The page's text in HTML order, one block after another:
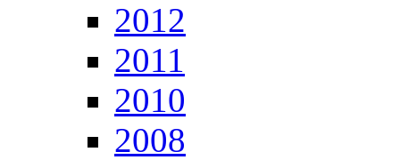
2012
2011
2010
2008